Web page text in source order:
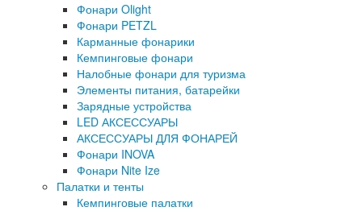
Фонари Olight
Фонари PETZL
Карманные фонарики
Кемпинговые фонари
Налобные фонари для туризма
Элементы питания, батарейки
Зарядные устройства
LED АКСЕССУАРЫ
АКСЕССУАРЫ ДЛЯ ФОНАРЕЙ
Фонари INOVA
Фонари Nite Ize
Палатки и тенты
Кемпинговые палатки